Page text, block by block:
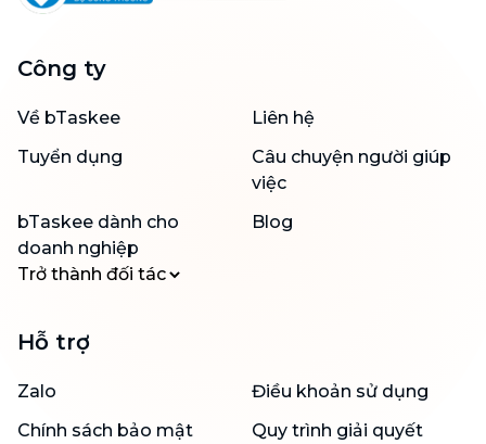
Công ty
Về bTaskee
Liên hệ
Tuyển dụng
Câu chuyện người giúp
việc
bTaskee dành cho
doanh nghiệp
Blog
Trở thành đối tác
Hỗ trợ
Zalo
Điều khoản sử dụng
Chính sách bảo mật
Quy trình giải quyết